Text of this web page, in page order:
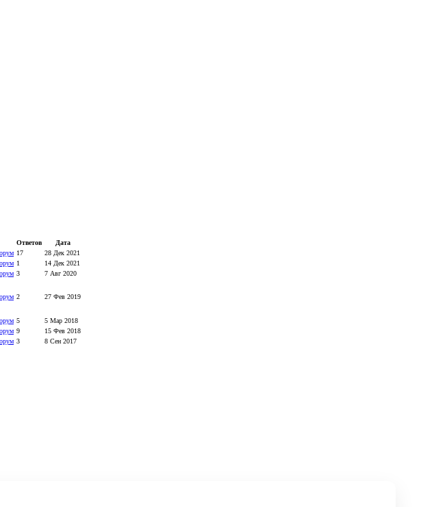
Ответов
Дата
17
28 Дек 2021
1
14 Дек 2021
3 7 Авг 2020
2 27 Фев 2019
5
5 Мар 2018
9
15 Фев 2018
3
8 Сен 2017